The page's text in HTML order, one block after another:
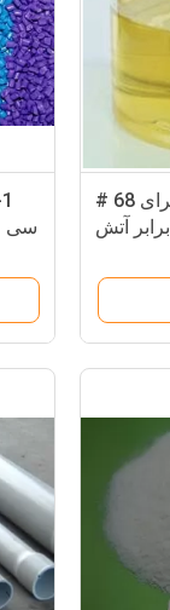
19321-40-5 روغن پایه برای 68 #
آتش
PETO